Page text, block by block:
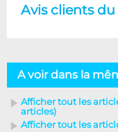
Avis clients
A voir dans la
Afficher tout les
articles)
Afficher tout les